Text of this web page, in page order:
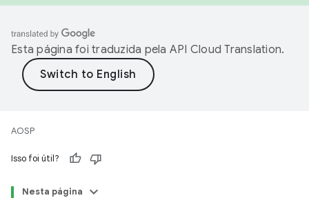
Esta página foi traduzida pela API Cloud Translation.
AOSP
Isso foi útil?
Nesta página